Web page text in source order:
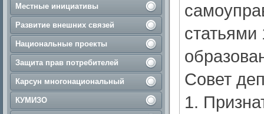
Местные инициативы
Развитие внешних связей
Национальные проекты
Защита прав потребителей
Карсун многонациональный
КУМИЗО
статьями
Совет
1.